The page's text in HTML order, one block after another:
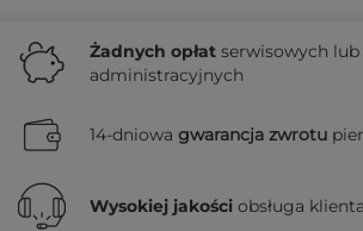
Żadnych opłat serwisowych lub
administracyjnych
14-dniowa gwarancja zwrotu
Wysokiej jakości obsługa klienta